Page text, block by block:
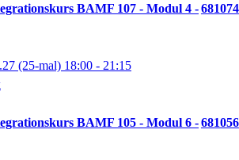
BAMF 107 - Modul 4 -681074
(25-mal) 18:00 - 21:15
BAMF 105 - Modul 6 -681056